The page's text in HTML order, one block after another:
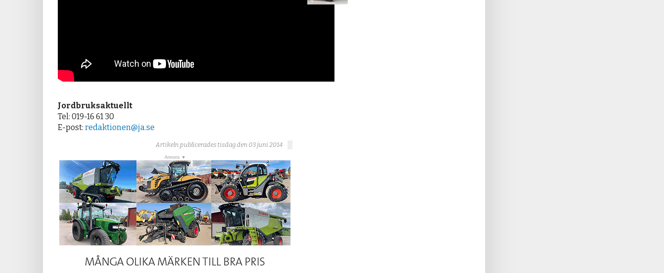
Jordbruksaktuellt
Tel: 019-16 61 30
E-post: redaktionen@ja.se
Artikeln publicerades tisdag den 03 juni 2014